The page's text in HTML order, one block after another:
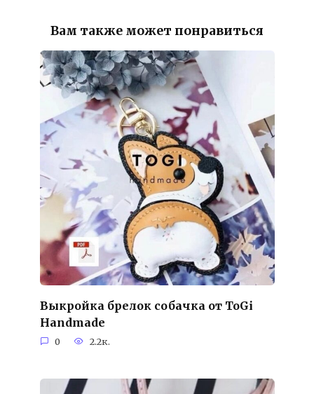
Вам также может понравиться
Выкройка брелок собачка от ToGi
Handmade
0 2.2к.